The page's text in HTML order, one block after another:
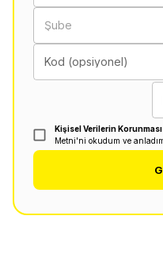
Şube
Kod (opsiyonel)
Kişisel Verilerin Korunması
Metni'ni okudum ve